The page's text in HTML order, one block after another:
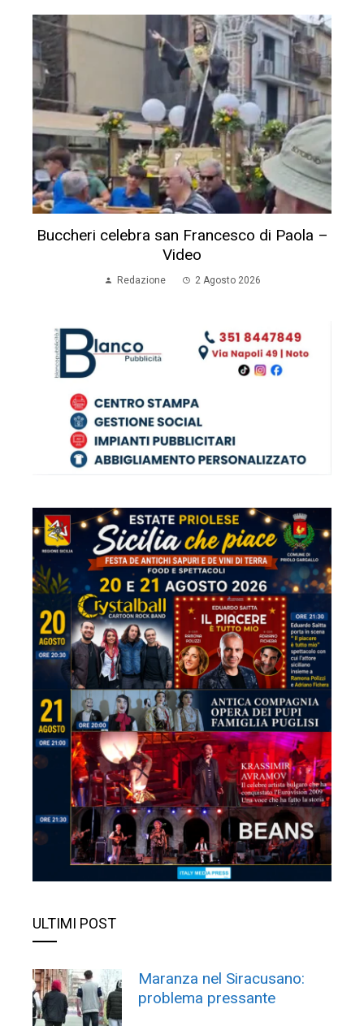
Buccheri celebra san Francesco di Paola –
Video
Redazione 2 Agosto 2026
ULTIMI POST
Maranza nel Siracusano:
problema pressante